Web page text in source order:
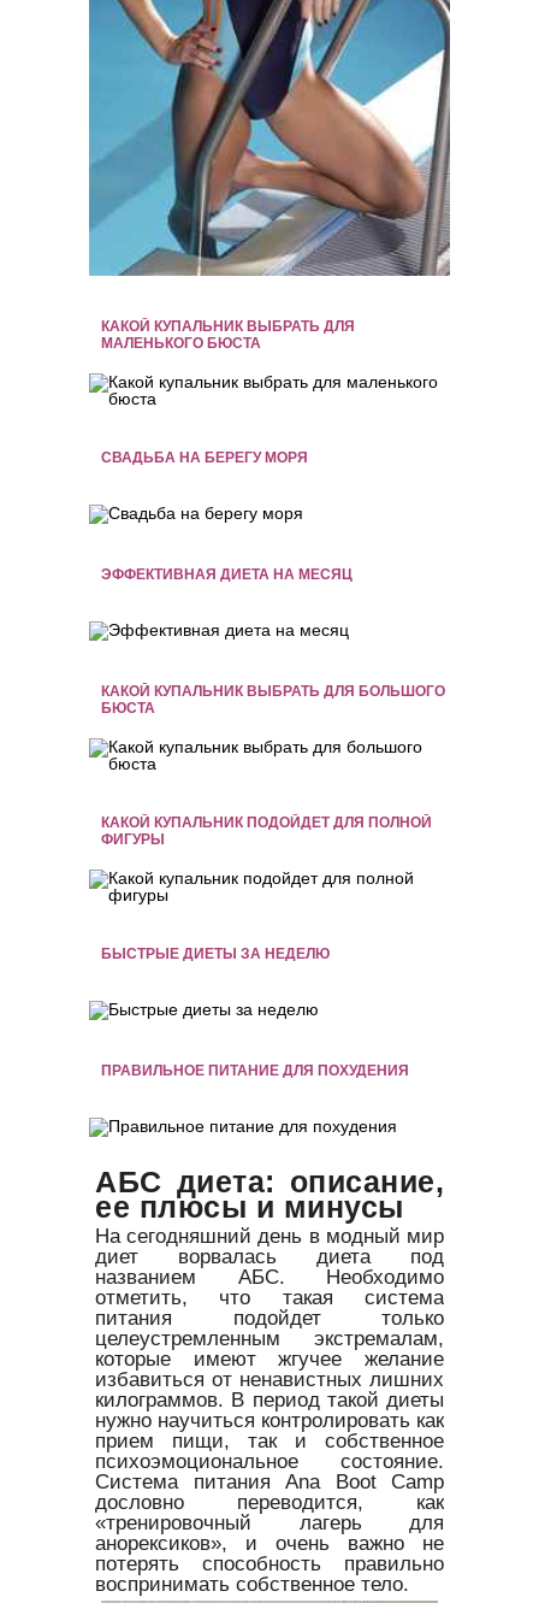
КАКОЙ КУПАЛЬНИК ВЫБРАТЬ ДЛЯ
МАЛЕНЬКОГО БЮСТА
СВАДЬБА НА БЕРЕГУ МОРЯ
ЭФФЕКТИВНАЯ ДИЕТА НА МЕСЯЦ
КАКОЙ КУПАЛЬНИК ВЫБРАТЬ ДЛЯ БОЛЬШОГО
БЮСТА
КАКОЙ КУПАЛЬНИК ПОДОЙДЕТ ДЛЯ ПОЛНОЙ
ФИГУРЫ
БЫСТРЫЕ ДИЕТЫ ЗА НЕДЕЛЮ
ПРАВИЛЬНОЕ ПИТАНИЕ ДЛЯ ПОХУДЕНИЯ
АБС диета: описание,
ее плюсы и минусы
На сегодняшний день в модный мир
диет ворвалась диета под
названием АБС. Необходимо
отметить, что такая система
питания подойдет только
целеустремленным экстремалам,
которые имеют жгучее желание
избавиться от ненавистных лишних
килограммов. В период такой диеты
нужно научиться контролировать как
прием пищи, так и собственное
психоэмоциональное состояние.
Система питания Ana Boot Camp
дословно переводится, как
«тренировочный лагерь для
анорексиков», и очень важно не
потерять способность правильно
воспринимать собственное тело.